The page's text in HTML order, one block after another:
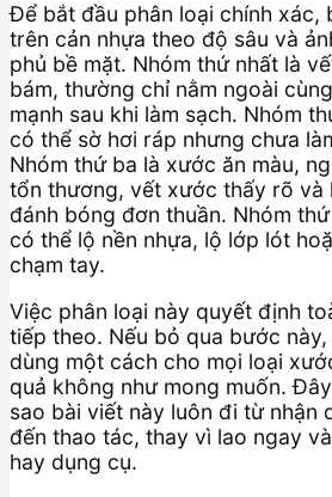
Để bắt đầu phân loại chính xác,
trên cản nhựa theo độ sâu và
phủ bề mặt. Nhóm thứ nhất là
bám, thường chỉ nằm ngoài
mạnh sau khi làm sạch. Nhóm
có thể sờ hơi ráp nhưng chưa
Nhóm thứ ba là xước ăn màu,
tổn thương, vết xước thấy rõ và
đánh bóng đơn thuần. Nhóm
có thể lộ nền nhựa, lộ lớp lót
chạm tay.
Việc phân loại này quyết định
tiếp theo. Nếu bỏ qua bước
dùng một cách cho mọi loại
quả không như mong muốn.
sao bài viết này luôn đi từ nhận
đến thao tác, thay vì lao ngay
hay dụng cụ.